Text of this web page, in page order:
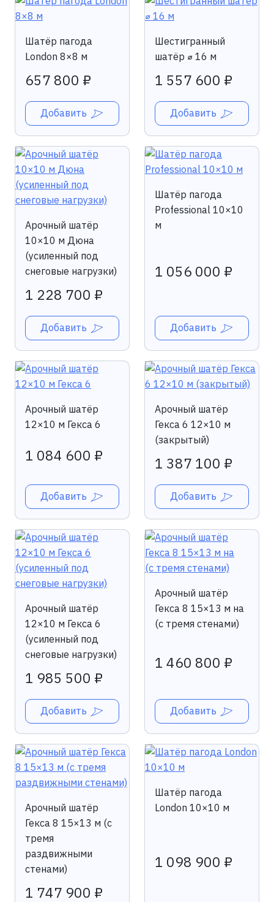
Шатёр пагода
London 8×8 м
657 800 ₽
Добавить
Шестигранный
шатёр ⌀ 16 м
1 557 600 ₽
Добавить
Арочный шатёр
10×10 м Дюна
(усиленный под
снеговые нагрузки)
1 228 700 ₽
Добавить
Шатёр пагода
Professional 10×10
м
1 056 000 ₽
Добавить
Арочный шатёр
12×10 м Гекса 6
1 084 600 ₽
Добавить
Арочный шатёр
Гекса 6 12×10 м
(закрытый)
1 387 100 ₽
Добавить
Арочный шатёр
12×10 м Гекса 6
(усиленный под
снеговые нагрузки)
1 985 500 ₽
Добавить
Арочный шатёр
Гекса 8 15×13 м на
(с тремя стенами)
1 460 800 ₽
Добавить
Арочный шатёр
Гекса 8 15×13 м (с
тремя
раздвижными
стенами)
1 747 900 ₽
Шатёр пагода
London 10×10 м
1 098 900 ₽